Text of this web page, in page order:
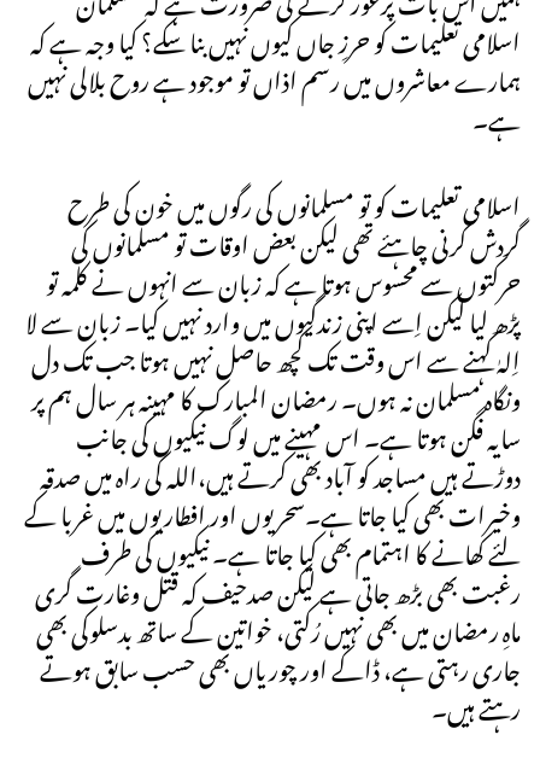
اسلامی تعلیمات کو حرزِ جاں کیوں نہیں بنا سکے؟ کیا وجہ ہے کہ
ہمارے معاشروں میں رسم اذاں تو موجود ہے روح بلالی نہیں
ہے۔
اسلامی تعلیمات کو تو مسلمانوں کی رگوں میں خون کی طرح
گردش کرنی چاہئے تھی لیکن بعض اوقات تو مسلمانوں کی
حرکتوں سے محسوس ہوتا ہے کہ زبان سے انہوں نے کلمہ تو
پڑھ لیا لیکن اِسے اپنی زندگیوں میں وارد نہیں کیا۔ زبان سے لا
اِلہٰ کہنے سے اس وقت تک کچھ حاصل نہیں ہوتا جب تک دل
ونگاہ مسلمان نہ ہوں۔ رمضان المبارک کا مہینہ ہر سال ہم پر
سایہ فگن ہوتا ہے۔ اس مہینے میں لوگ نیکیوں کی جانب
دوڑتے ہیں مساجد کو آباد بھی کرتے ہیں،اللہ کی راہ میں صدقہ
وخیرات بھی کیا جاتا ہے۔سحریوں اور افطاریوں میں غربا کے
لئے کھانے کا اہتمام بھی کیا جاتا ہے۔ نیکیوں کی طرف
رغبت بھی بڑھ جاتی ہے لیکن صدحیف کہ قتل وغارت گری
ماہِ رمضان میں بھی نہیں رُکتی، خواتین کے ساتھ بدسلوکی بھی
جاری رہتی ہے، ڈاکے اور چوریاں بھی حسب سابق ہوتے
رہتے ہیں۔